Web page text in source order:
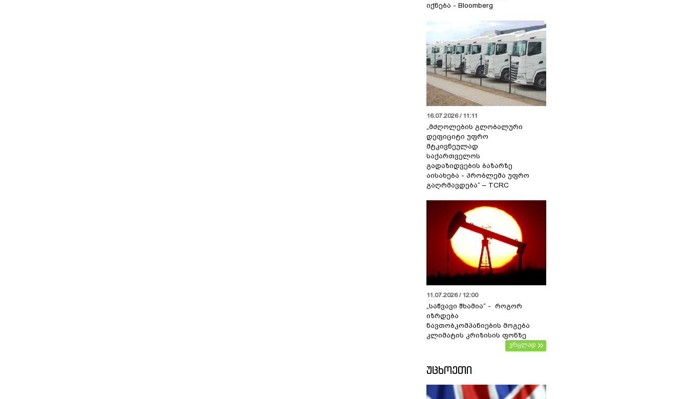
იქნება - Bloomberg
16.07.2026 / 11:11
„მძღოლების გლობალური
დეფიციტი უფრო
მტკივნეულად
საქართველოს
გადაზიდვების ბაზარზე
აისახება - პრობლემა უფრო
გაღრმავდება“ – TCRC
11.07.2026 / 12:00
„საწვავი შხამია“ - როგორ
იზრდება
ნავთობკომპანიების მოგება
კლიმატის კრიზისის ფონზე
ვრცლად
ᲣᲪᲮᲝᲔᲗᲘ